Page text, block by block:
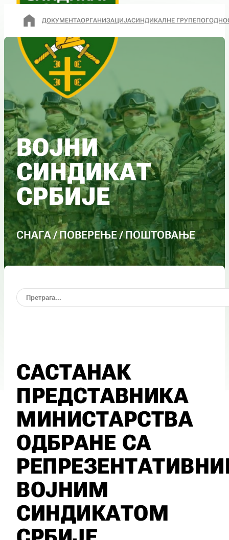
ДОКУМЕНТАОРГАНИЗАЦИЈАСИНДИКАЛНЕ ГРУПЕ
ВОЈНИ
СИНДИКАТ
СРБИЈЕ
СНАГА / ПОВЕРЕЊЕ / ПОШТОВАЊЕ
САСТАНАК
ПРЕДСТАВНИКА
МИНИСТАРСТВА
ОДБРАНЕ СА
ВОЈНИМ
СИНДИКАТОМ